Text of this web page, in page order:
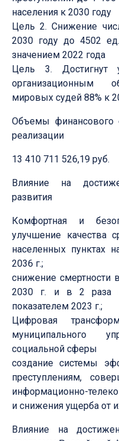
населения к 2030 году
Цель 2. Снижение
2030 году до 4502
значением 2022 года
Цель 3. Достигнут
организационным
мировых судей 88% к
Объемы финансового
реализации
13 410 711 526,19 руб.
Влияние на
развития
Комфортная и
улучшение
населенных пунктах
2036 г.;
снижение смертности
2030 г. и в 2 раза
показателем 2023 г.;
Цифровая
муниципального
социальной сферы
создание системы
преступлениям,
информационно-
и снижения ущерба от
Влияние на